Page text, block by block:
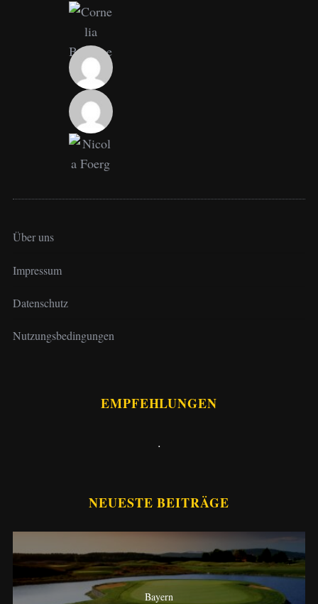
Über uns
Impressum
Datenschutz
Nutzungsbedingungen
EMPFEHLUNGEN
.
NEUESTE BEITRÄGE
Bayern